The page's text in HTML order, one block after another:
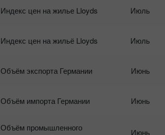
Индекс цен на жилье Lloyds Июль
Индекс цен на жильё Lloyds Июль
Объём экспорта Германии Июнь
Объём импорта Германии Июнь
Объём промышленного
Июнь